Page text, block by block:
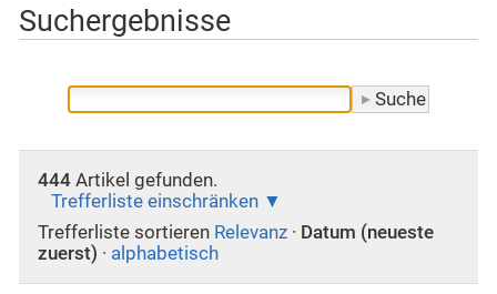
Suchergebnisse
444Artikel gefunden.
Trefferliste einschränken
Trefferliste sortieren Relevanz · Datum (neueste
zuerst) · alphabetisch